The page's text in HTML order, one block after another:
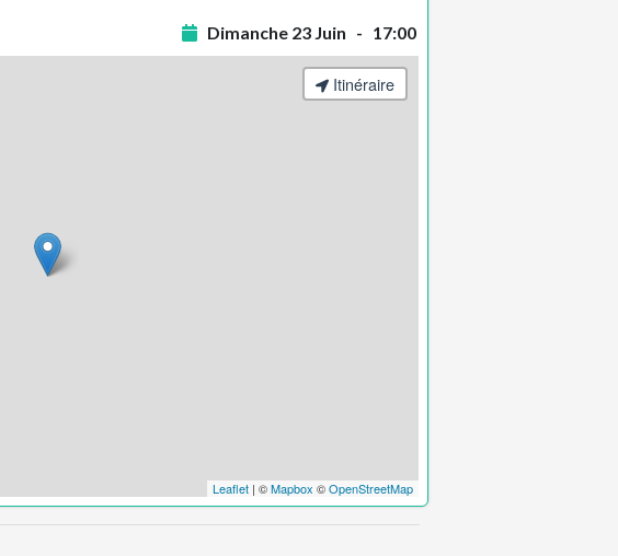
Dimanche 23 Juin - 17:00
Itinéraire
Leaflet| ©Mapbox ©OpenStreetMap